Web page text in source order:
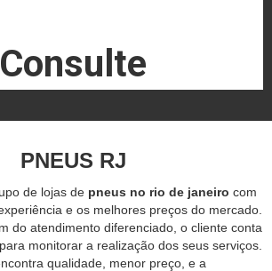
Consulte
PNEUS RJ
de lojas de pneus no rio de janeiro com
e os melhores preços do mercado.
do atendimento diferenciado, o cliente conta
monitorar a realização dos seus serviços.
qualidade, menor preço, e a